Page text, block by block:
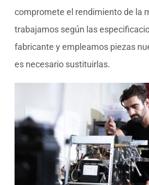
compromete el rendimiento de la
trabajamos según las
fabricante y empleamos piezas
es necesario sustituirlas.